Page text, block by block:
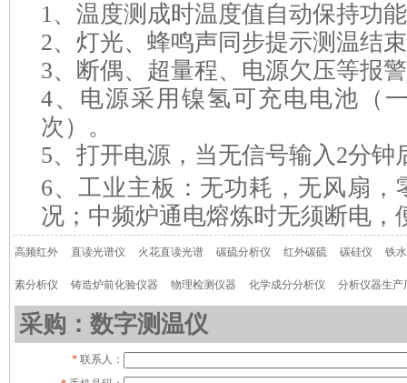
1、温度测成时温度值自动保持功
2、灯光、蜂鸣声同步提示测温结
3、断偶、超量程、电源欠压等报
4、电源采用镍氢可充电电池（
次）。
5、打开电源，当无信号输入2分钟
6、工业主板：无功耗，无风扇
况；中频炉通电熔炼时无须断电，
高频红外 直读光谱仪 火花直读光谱 碳硫分析仪 红外碳硫 碳硅仪 铁
素分析仪 铸造炉前化验仪器 物理检测仪器 化学成分分析仪 分析仪器生产
采购：数字测温仪
* 联系人：